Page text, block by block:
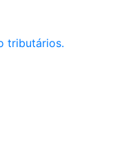
tributários.